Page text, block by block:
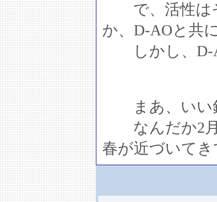
で、活性は
か、D-AOと共
しかし、D-
まあ、いい
なんだか2月
春が近づいて